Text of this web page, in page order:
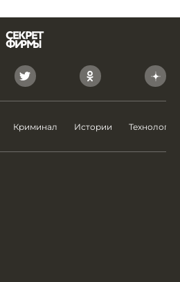
Криминал Истории Технологии